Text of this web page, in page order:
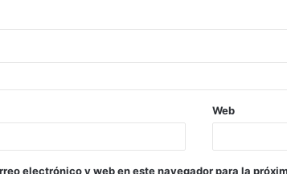
Web
electrónico y web en este navegador para la